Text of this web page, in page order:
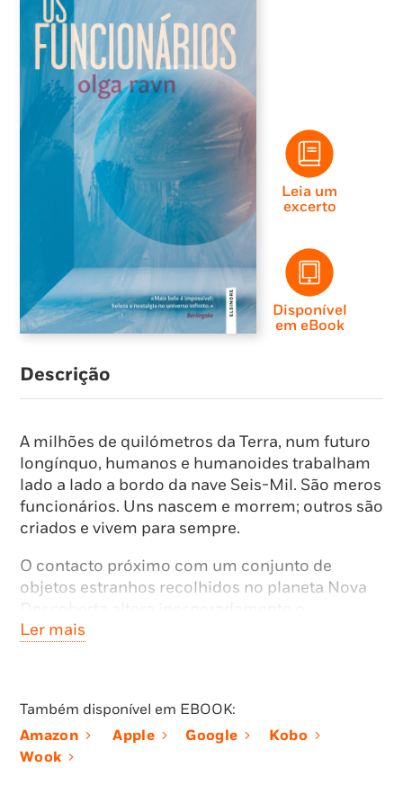
Leia um
excerto
Disponível
em eBook
Descrição
A milhões de quilómetros da Terra, num futuro
longínquo, humanos e humanoides trabalham
lado a lado a bordo da nave Seis-Mil. São meros
funcionários. Uns nascem e morrem; outros são
criados e vivem para sempre.
O contacto próximo com um conjunto de
objetos estranhos recolhidos no planeta Nova
comportamento da tripulação e a perceção que
Serão os objetos sencientes? Estarão os
humanoides a tornar-se mais humanos?
Trabalhar será o mesmo que viver?
Ler mais
Também disponível em EBOOK:
Amazon
Apple Google
Kobo
Wook